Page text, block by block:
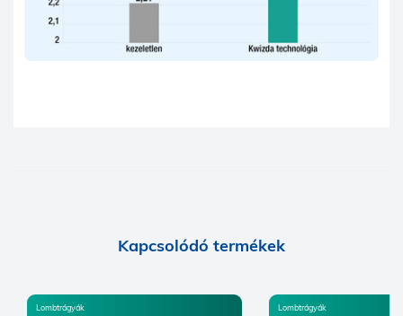
Kapcsolódó termékek
Lombtrágyák Lombtrágyák